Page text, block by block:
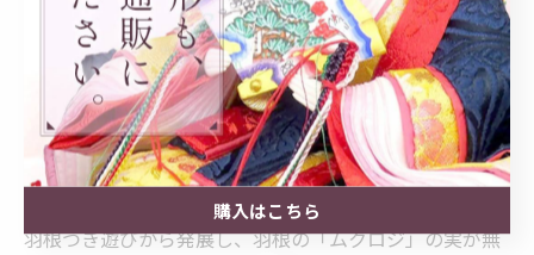
安全や健やかな成長を願う大切な伝統であることが理解
できます。
羽子板と破魔弓の由来が御祝に与える意義
羽子板と破魔弓は、それぞれ女の子・男の子の初正月に
贈られる御祝の品として親しまれています。羽子板は、
羽根つき遊びから発展し、羽根の「ムクロジ」の実が無
購入はこちら